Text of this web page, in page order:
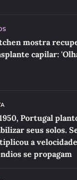
mostra
capilar:
Portugal
seus solos.
a
se propagam